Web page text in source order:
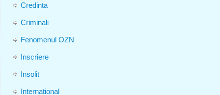
Credinta
Criminali
Fenomenul OZN
Inscriere
Insolit
International